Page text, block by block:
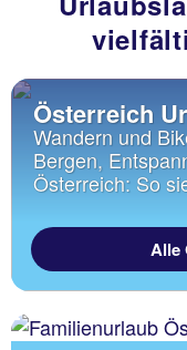
Österreich
Wandern und
Bergen,
Österreich: So
Alle